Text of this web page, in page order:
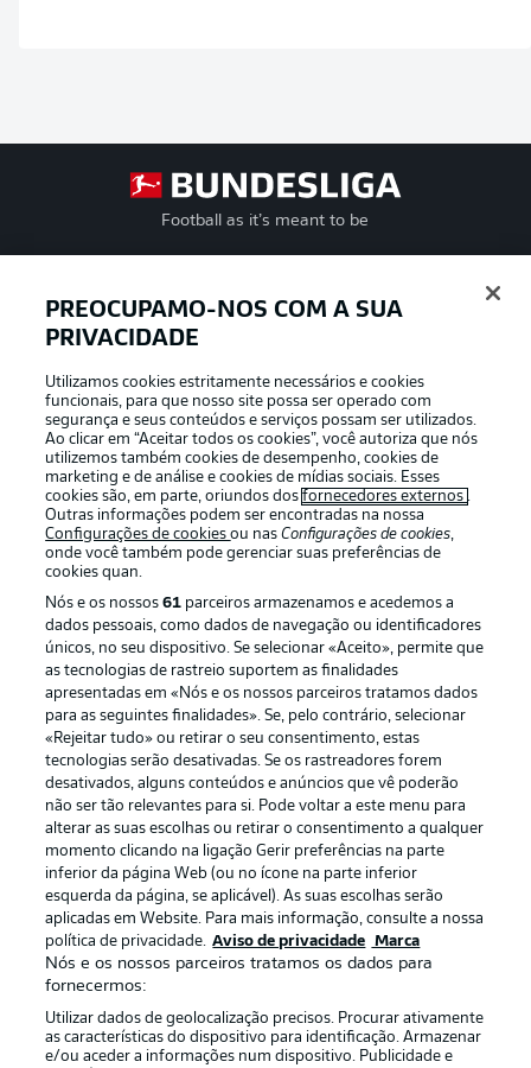
Football as it’s meant to be
APLICATIVO DA BUNDESLIGA
Oferecido por
Publicidade Avisos legais
Gerir preferências Aviso de privacidade
Emissoras
Trabalhe conosco Marca
Contato Jogadores
PREOCUPAMO-NOS COM A SUA
PRIVACIDADE
Utilizamos cookies estritamente necessários e cookies
funcionais, para que nosso site possa ser operado com
segurança e seus conteúdos e serviços possam ser utilizados.
Ao clicar em “Aceitar todos os cookies”, você autoriza que nós
utilizemos também cookies de desempenho, cookies de
marketing e de análise e cookies de mídias sociais. Esses
cookies são, em parte, oriundos dosfornecedores externos .
Outras informações podem ser encontradas na nossa
Configurações de cookiesou nasConfigurações de cookies,
onde você também pode gerenciar suas preferências de
cookies quan.
Nós e os nossos61 parceiros armazenamos e acedemos a
dados pessoais, como dados de navegação ou identificadores
únicos, no seu dispositivo. Se selecionar «Aceito», permite que
as tecnologias de rastreio suportem as finalidades
apresentadas em «Nós e os nossos parceiros tratamos dados
para as seguintes finalidades». Se, pelo contrário, selecionar
«Rejeitar tudo» ou retirar o seu consentimento, estas
tecnologias serão desativadas. Se os rastreadores forem
desativados, alguns conteúdos e anúncios que vê poderão
não ser tão relevantes para si. Pode voltar a este menu para
alterar as suas escolhas ou retirar o consentimento a qualquer
momento clicando na ligação Gerir preferências na parte
inferior da página Web (ou no ícone na parte inferior
esquerda da página, se aplicável). As suas escolhas serão
aplicadas em Website. Para mais informação, consulte a nossa
política de privacidade. Aviso de privacidade Marca
Nós e os nossos parceiros tratamos os dados para
fornecermos:
Utilizar dados de geolocalização precisos. Procurar ativamente
as características do dispositivo para identificação. Armazenar
e/ou aceder a informações num dispositivo. Publicidade e